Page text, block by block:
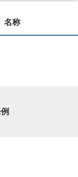
名称